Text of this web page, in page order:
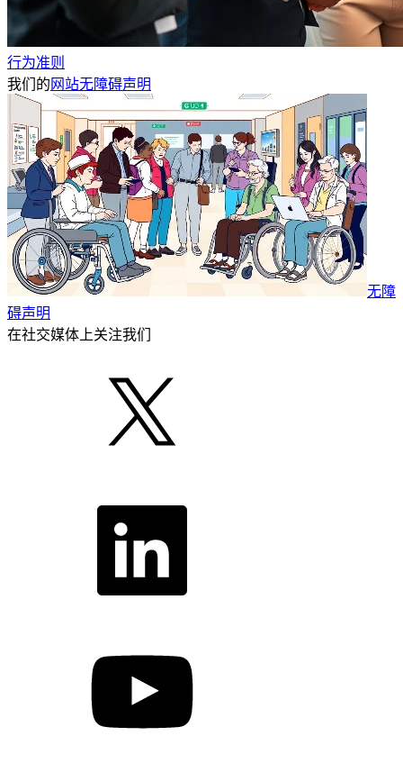
行为准则
我们的 网站无障碍声明
无障
碍声明
在社交媒体上关注我们